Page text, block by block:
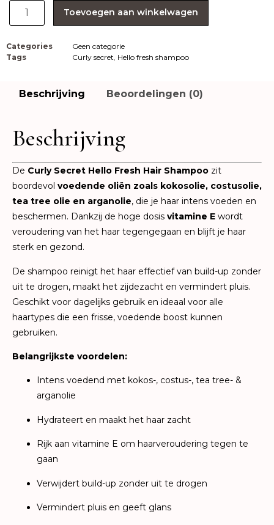
Toevoegen aan winkelwagen
Categories
Geen categorie
Tags
Curly secret Hello fresh shampoo
Beschrijving Beoordelingen (0)
Beschrijving
De Curly Secret Hello Fresh Hair Shampoo zit
boordevol voedende oliën zoals kokosolie, costusolie,
tea tree olie en arganolie, die je haar intens voeden en
beschermen. Dankzij de hoge dosis vitamine E wordt
veroudering van het haar tegengegaan en blijft je haar
sterk en gezond.
De shampoo reinigt het haar effectief van build-up zonder
uit te drogen, maakt het zijdezacht en vermindert pluis.
Geschikt voor dagelijks gebruik en ideaal voor alle
haartypes die een frisse, voedende boost kunnen
gebruiken.
Belangrijkste voordelen:
Intens voedend met kokos-, costus-, tea tree- &
arganolie
Hydrateert en maakt het haar zacht
Rijk aan vitamine E om haarveroudering tegen te
gaan
Verwijdert build-up zonder uit te drogen
Vermindert pluis en geeft glans